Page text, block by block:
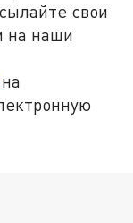
свои
на наши